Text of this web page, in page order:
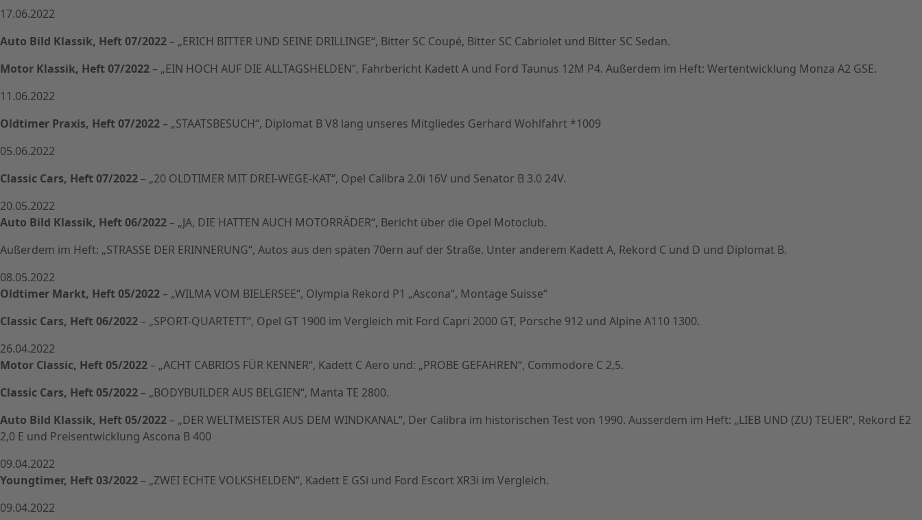
17.06.2022
Auto Bild Klassik, Heft 07/2022– „ERICH BITTER UND SEINE DRILLINGE“, Bitter SC Coupé, Bitter SC Cabriolet und Bitter SC Sedan.
Motor Klassik, Heft 07/2022– „EIN HOCH AUF DIE ALLTAGSHELDEN“, Fahrbericht Kadett A und Ford Taunus 12M P4. Außerdem im Heft: Wertentwicklung Monza A2 GSE.
11.06.2022
Oldtimer Praxis, Heft 07/2022– „STAATSBESUCH“, Diplomat B V8 lang unseres Mitgliedes Gerhard Wohlfahrt *1009
05.06.2022
Classic Cars, Heft 07/2022– „20 OLDTIMER MIT DREI-WEGE-KAT“, Opel Calibra 2.0i 16V und Senator B 3.0 24V.
20.05.2022
Auto Bild Klassik, Heft 06/2022– „JA, DIE HATTEN AUCH MOTORRÄDER“, Bericht über die Opel Motoclub.
Außerdem im Heft: „STRASSE DER ERINNERUNG“, Autos aus den späten 70ern auf der Straße. Unter anderem Kadett A, Rekord C und D und Diplomat B.
08.05.2022
Oldtimer Markt, Heft 05/2022– „WILMA VOM BIELERSEE“, Olympia Rekord P1 „Ascona“, Montage Suisse“
Classic Cars, Heft 06/2022– „SPORT-QUARTETT“, Opel GT 1900 im Vergleich mit Ford Capri 2000 GT, Porsche 912 und Alpine A110 1300.
26.04.2022
Motor Classic, Heft 05/2022– „ACHT CABRIOS FÜR KENNER“, Kadett C Aero und: „PROBE GEFAHREN“, Commodore C 2,5.
Classic Cars, Heft 05/2022– „BODYBUILDER AUS BELGIEN“, Manta TE 2800.
Auto Bild Klassik, Heft 05/2022– „DER WELTMEISTER AUS DEM WINDKANAL“, Der Calibra im historischen Test von 1990. Ausserdem im Heft: „LIEB UND (ZU) TEUER“, Rekord E2
2,0 E und Preisentwicklung Ascona B 400
09.04.2022
Youngtimer, Heft 03/2022– „ZWEI ECHTE VOLKSHELDEN“, Kadett E GSi und Ford Escort XR3i im Vergleich.
09.04.2022